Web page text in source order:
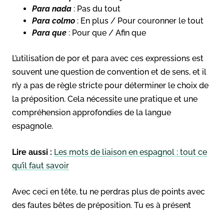
Para nada : Pas du tout
Para colmo : En plus / Pour couronner le tout
Para que : Pour que / Afin que
L’utilisation de por et para avec ces expressions est
souvent une question de convention et de sens, et il
n’y a pas de règle stricte pour déterminer le choix de
la préposition. Cela nécessite une pratique et une
compréhension approfondies de la langue
espagnole.
Lire aussi : Les mots de liaison en espagnol : tout ce
qu’il faut savoir
Avec ceci en tête, tu ne perdras plus de points avec
des fautes bêtes de préposition. Tu es à présent